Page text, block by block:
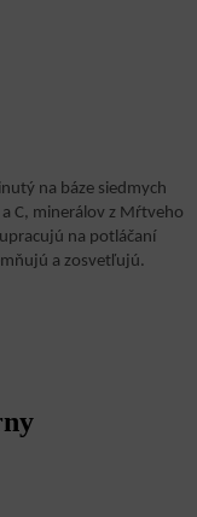
na báze siedmych
C, minerálov z Mŕtveho
na potláčaní
a zosvetľujú.